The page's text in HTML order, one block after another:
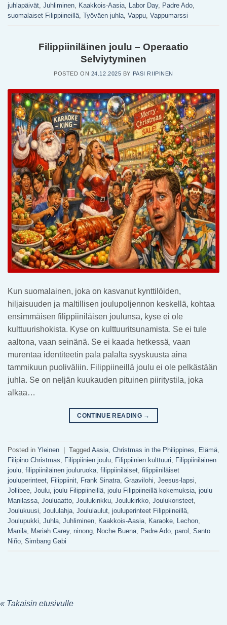
juhlapäivät, Juhliminen, Kaakkois-Aasia, Labor Day, Padre Ado,
suomalaiset Filippiineillä, Työväen juhla, Vappu, Vappumarssi
Filippiiniläinen joulu – Operaatio
Selviytyminen
POSTED ON 24.12.2025 BY PASI RIIPINEN
Kun suomalainen, joka on kasvanut kynttilöiden,
hiljaisuuden ja maltillisen joulupoljennon keskellä, kohtaa
ensimmäisen filippiiniläisen joulunsa, kyse ei ole
kulttuurishokista. Kyse on kulttuuritsunamista. Se ei tule
aaltona, vaan seinänä. Se ei kaada hetkessä, vaan
murentaa identiteetin pala palalta syyskuusta aina
tammikuun puoliväliin. Filippiineillä joulu ei ole pelkästään
juhla. Se on neljän kuukauden pituinen piiritystila, joka
alkaa…
CONTINUE READING →
Posted in Yleinen Tagged Aasia Christmas in the Philippines Elämä
Filipino Christmas
Filippiinien joulu Filippiinien kulttuuri
Filippiiniläinen
joulu filippiiniläinen jouluruoka filippiiniläiset filippiiniläiset
jouluperinteet
Filippiinit Frank Sinatra Graavilohi Jeesus-lapsi
Jollibee Joulu joulu Filippiineillä joulu Filippiineillä kokemuksia joulu
Manilassa Jouluaatto Joulukinkku Joulukirkko Joulukoristeet
Joulukuusi Joululahja Joululaulut jouluperinteet Filippiineillä
Joulupukki Juhla Juhliminen Kaakkois-Aasia Karaoke Lechon
Manila
Mariah Carey, ninong Noche Buena Padre Ado parol
Santo
Niño Simbang Gabi
« Takaisin etusivulle